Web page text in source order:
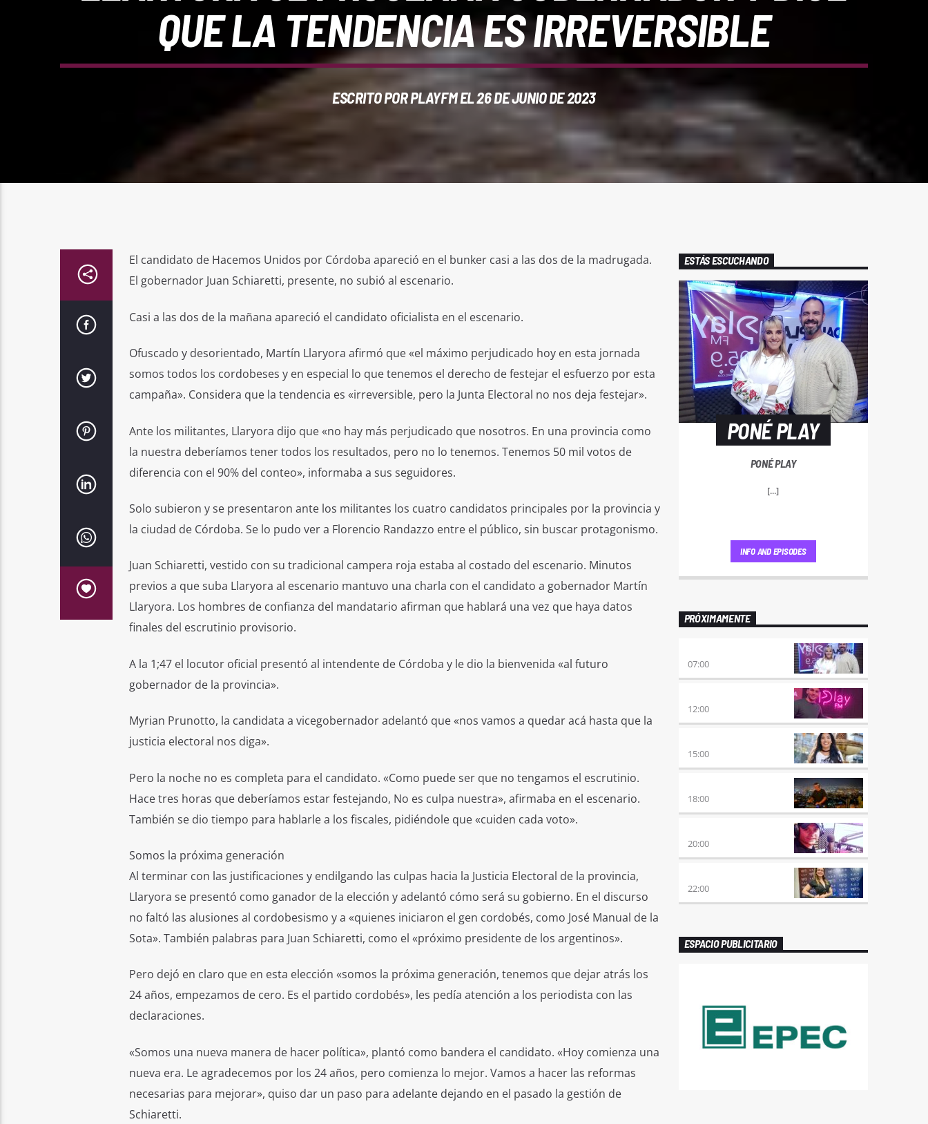
QUE LA TENDENCIA ES IRREVERSIBLE
ESCRITO PORPLAYFMEL 26 DE JUNIO DE 2023
El candidato de Hacemos Unidos por Córdoba apareció en el bunker casi a las dos de la madrugada.
El gobernador Juan Schiaretti, presente, no subió al escenario.
Casi a las dos de la mañana apareció el candidato oficialista en el escenario.
Ofuscado y desorientado, Martín Llaryora afirmó que «el máximo perjudicado hoy en esta jornada
somos todos los cordobeses y en especial lo que tenemos el derecho de festejar el esfuerzo por esta
campaña». Considera que la tendencia es «irreversible, pero la Junta Electoral no nos deja festejar».
Ante los militantes, Llaryora dijo que «no hay más perjudicado que nosotros. En una provincia como
la nuestra deberíamos tener todos los resultados, pero no lo tenemos. Tenemos 50 mil votos de
diferencia con el 90% del conteo», informaba a sus seguidores.
Solo subieron y se presentaron ante los militantes los cuatro candidatos principales por la provincia y
la ciudad de Córdoba. Se lo pudo ver a Florencio Randazzo entre el público, sin buscar protagonismo.
Juan Schiaretti, vestido con su tradicional campera roja estaba al costado del escenario. Minutos
previos a que suba Llaryora al escenario mantuvo una charla con el candidato a gobernador Martín
Llaryora. Los hombres de confianza del mandatario afirman que hablará una vez que haya datos
finales del escrutinio provisorio.
A la 1;47 el locutor oficial presentó al intendente de Córdoba y le dio la bienvenida «al futuro
gobernador de la provincia».
Myrian Prunotto, la candidata a vicegobernador adelantó que «nos vamos a quedar acá hasta que la
justicia electoral nos diga».
Pero la noche no es completa para el candidato. «Como puede ser que no tengamos el escrutinio.
Hace tres horas que deberíamos estar festejando, No es culpa nuestra», afirmaba en el escenario.
También se dio tiempo para hablarle a los fiscales, pidiéndole que «cuiden cada voto».
Somos la próxima generación
Al terminar con las justificaciones y endilgando las culpas hacia la Justicia Electoral de la provincia,
Llaryora se presentó como ganador de la elección y adelantó cómo será su gobierno. En el discurso
no faltó las alusiones al cordobesismo y a «quienes iniciaron el gen cordobés, como José Manual de la
Sota». También palabras para Juan Schiaretti, como el «próximo presidente de los argentinos».
Pero dejó en claro que en esta elección «somos la próxima generación, tenemos que dejar atrás los
24 años, empezamos de cero. Es el partido cordobés», les pedía atención a los periodista con las
declaraciones.
«Somos una nueva manera de hacer política», plantó como bandera el candidato. «Hoy comienza una
nueva era. Le agradecemos por los 24 años, pero comienza lo mejor. Vamos a hacer las reformas
necesarias para mejorar», quiso dar un paso para adelante dejando en el pasado la gestión de
Schiaretti.
ESTÁS ESCUCHANDO
PONÉ PLAY
PONÉ PLAY
[...]
INFO AND EPISODES
PRÓXIMAMENTE
07:00
12:00
15:00
18:00
20:00
22:00
ESPACIO PUBLICITARIO